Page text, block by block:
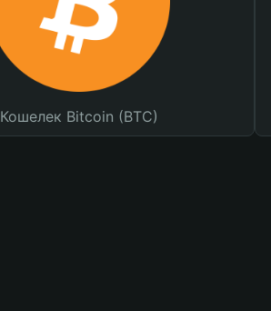
Кошелек Bitcoin (BTC)